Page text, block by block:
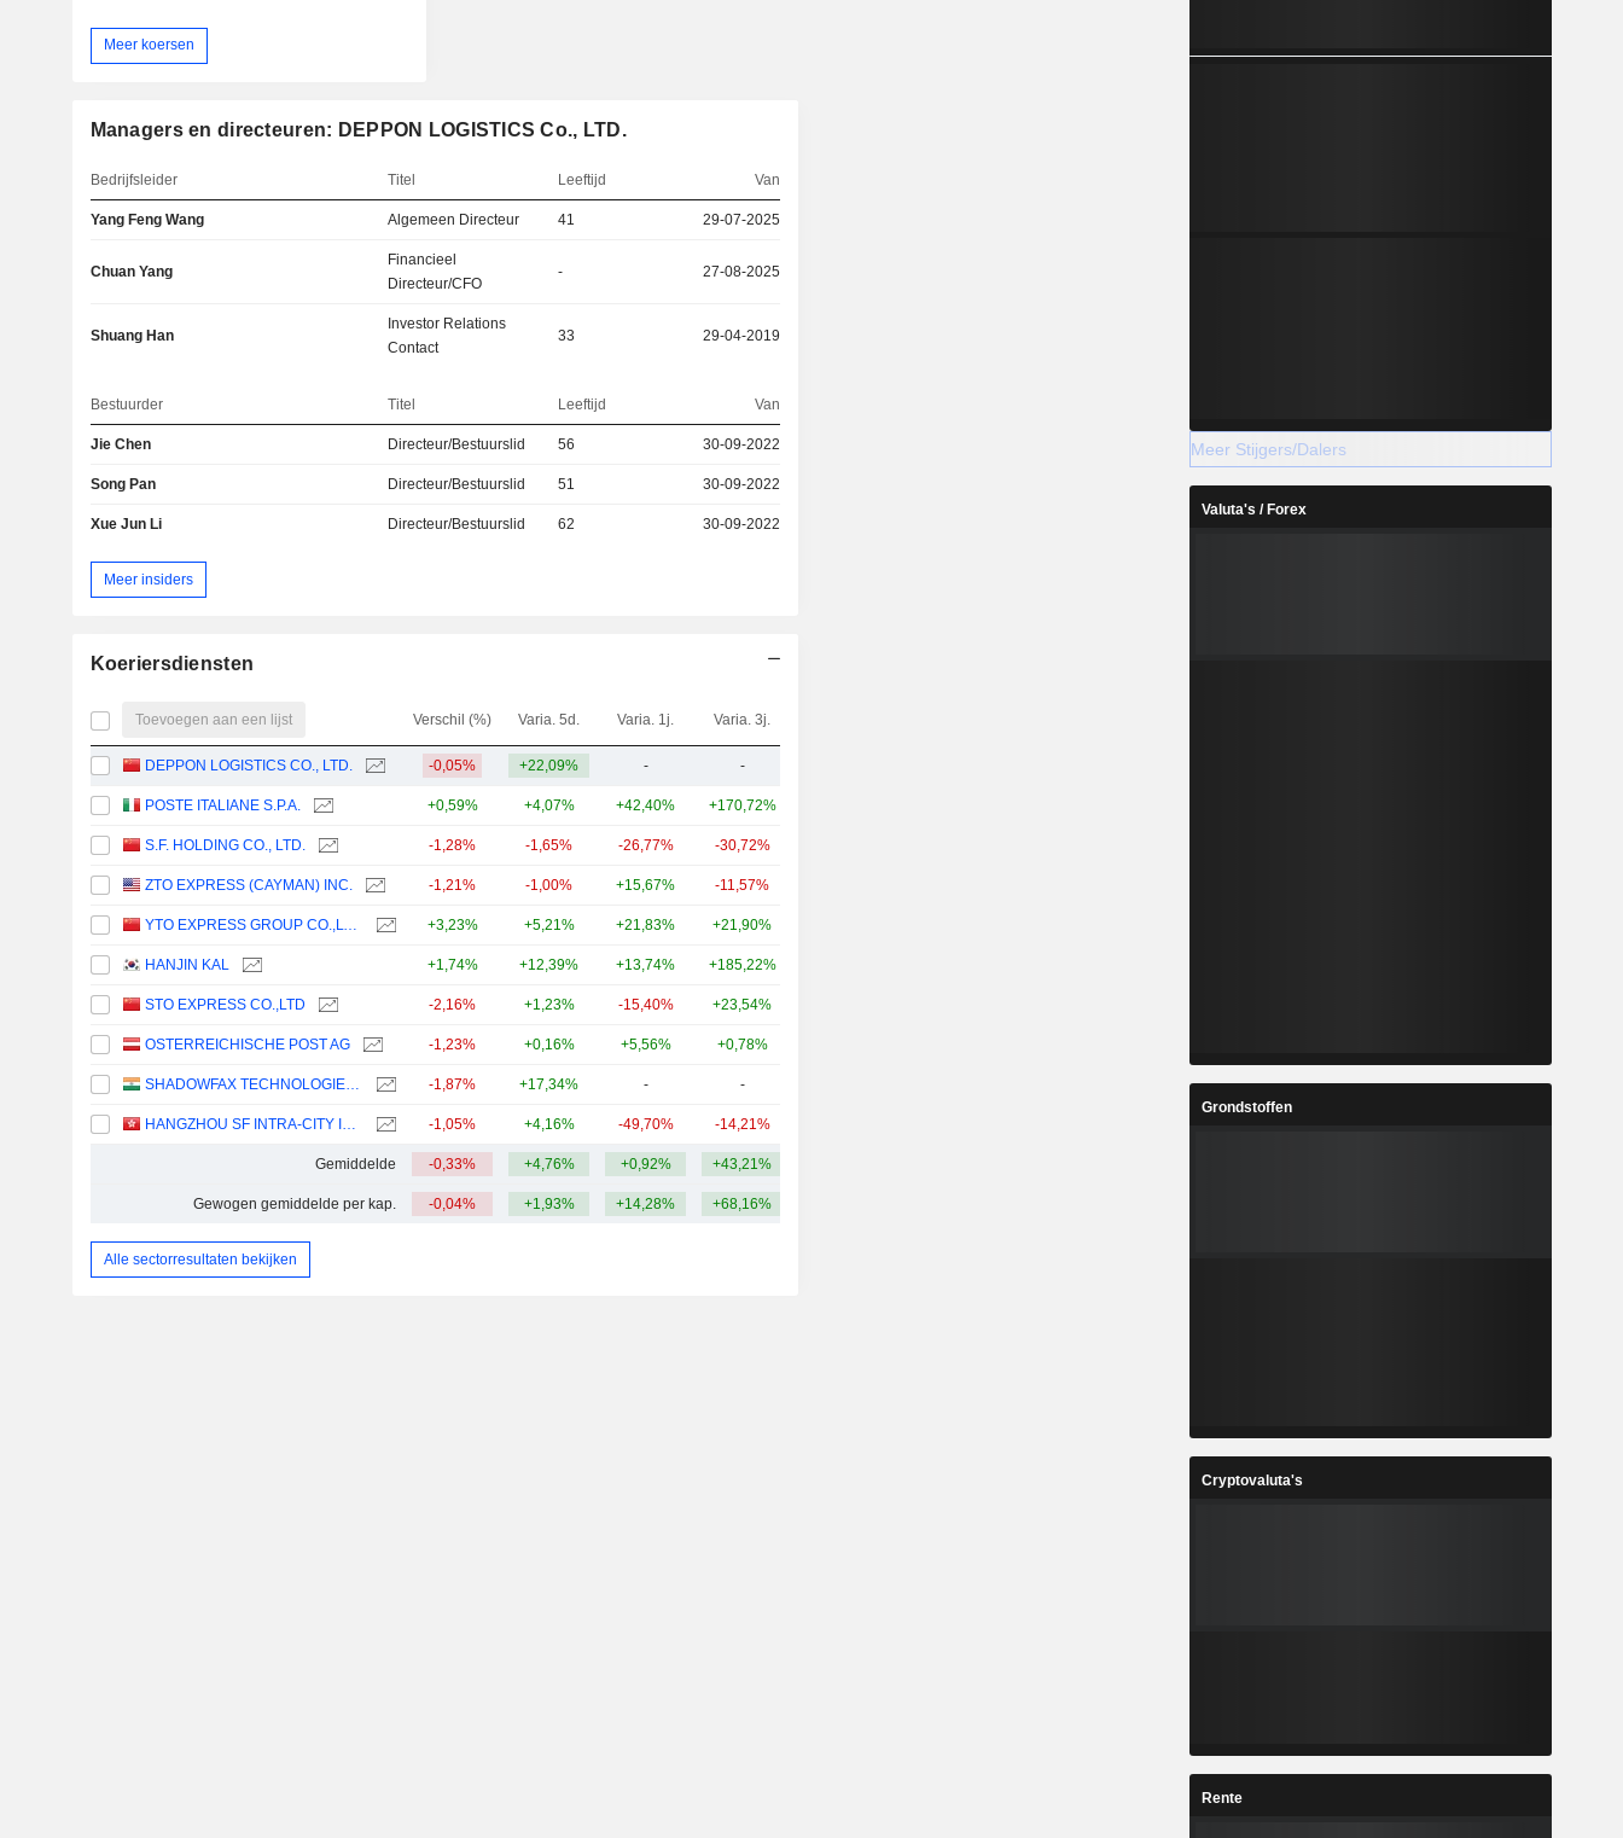
Meer koersen
Managers en directeuren: DEPPON LOGISTICS Co., LTD.
Bedrijfsleider Titel Leeftijd Van
Yang Feng Wang Algemeen Directeur 41 29-07-2025
Chuan Yang
Financieel
Directeur/CFO
- 27-08-2025
Shuang Han
Investor Relations
Contact
33 29-04-2019
Bestuurder Titel Leeftijd Van
Jie Chen Directeur/Bestuurslid 56 30-09-2022
Song Pan Directeur/Bestuurslid 51 30-09-2022
Xue Jun Li Directeur/Bestuurslid 62 30-09-2022
Meer insiders
Koeriersdiensten
Toevoegen aan een lijst Verschil (%) Varia. 5d. Varia. 1j. Varia. 3j.
DEPPON LOGISTICS CO., LTD. -0,05% +22,09% - -
POSTE ITALIANE S.P.A. +0,59% +4,07% +42,40% +170,72%
S.F. HOLDING CO., LTD. -1,28% -1,65% -26,77% -30,72%
ZTO EXPRESS (CAYMAN) INC. -1,21% -1,00% +15,67% -11,57%
YTO EXPRESS GROUP CO.,LTD. +3,23% +5,21% +21,83% +21,90%
HANJIN KAL +1,74% +12,39% +13,74% +185,22%
STO EXPRESS CO.,LTD -2,16% +1,23% -15,40% +23,54%
OSTERREICHISCHE POST AG -1,23% +0,16% +5,56% +0,78%
SHADOWFAX TECHNOLOGIES LIMITED -1,87% +17,34% - -
HANGZHOU SF INTRA-CITY INDUSTRIAL CO., LTD. -1,05% +4,16% -49,70% -14,21%
Gemiddelde -0,33% +4,76% +0,92% +43,21%
Gewogen gemiddelde per kap. -0,04% +1,93% +14,28% +68,16%
Alle sectorresultaten bekijken
Meer Stijgers/Dalers
Valuta's / Forex
Grondstoffen
Cryptovaluta's
Rente